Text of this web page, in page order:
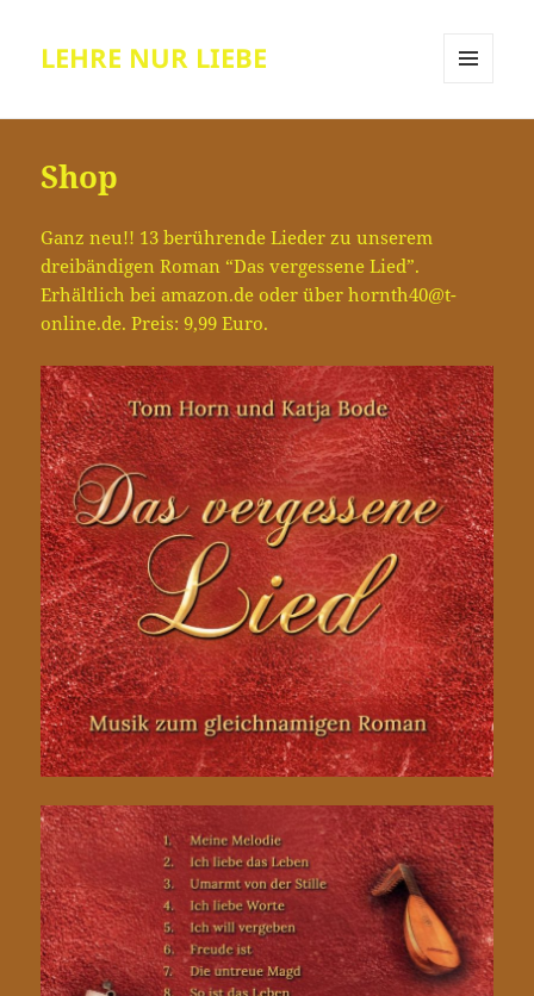
LEHRE NUR LIEBE
Shop
Ganz neu!! 13 berührende Lieder zu unserem
dreibändigen Roman “Das vergessene Lied”.
Erhältlich bei amazon.de oder über hornth40@t-
online.de. Preis: 9,99 Euro.